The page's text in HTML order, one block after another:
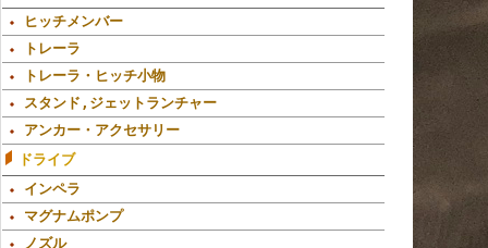
ヒッチメンバー
トレーラ
トレーラ・ヒッチ小物
スタンド,ジェットランチャー
アンカー・アクセサリー
ドライブ
インペラ
マグナムポンプ
ノズル